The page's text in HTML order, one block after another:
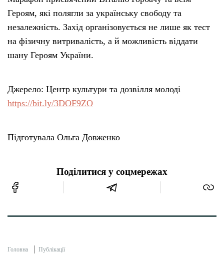
Героям, які полягли за українську свободу та
незалежність. Захід організовується не лише як тест
на фізичну витривалість, а й можливість віддати
шану Героям України.
Джерело: Центр культури та дозвілля молоді
https://bit.ly/3DOF9ZO
Підготувала Ольга Довженко
Поділитися у соцмережах
Головна Публікації